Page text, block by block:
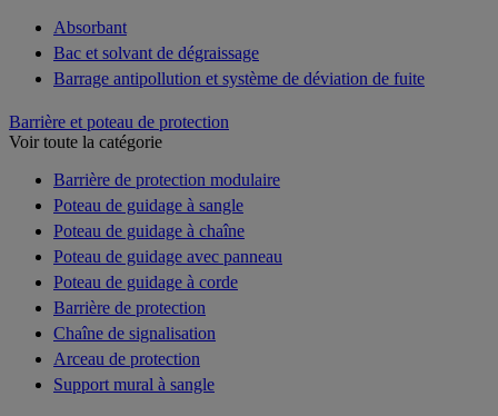
Absorbant
Bac et solvant de dégraissage
Barrage antipollution et système de déviation de fuite
Barrière et poteau de protection
Voir toute la catégorie
Barrière de protection modulaire
Poteau de guidage à sangle
Poteau de guidage à chaîne
Poteau de guidage avec panneau
Poteau de guidage à corde
Barrière de protection
Chaîne de signalisation
Arceau de protection
Support mural à sangle